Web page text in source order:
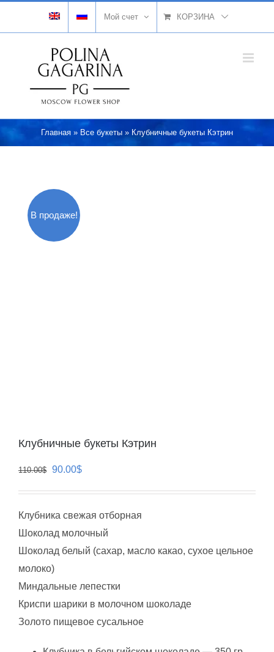
Мой счет КОРЗИНА
Главная » Все букеты » Клубничные букеты Кэтрин
В продаже!
Клубничные букеты Кэтрин
110.00$ Первоначальная
110.00$.
90.00$Текущая
Клубника свежая отборная⁣⁣⠀⁣⁣⠀⁣⁣⠀⁣⁣⠀⁣⁣⠀
Шоколад молочный⁣⁣⠀⁣⁣⠀⁣⁣⠀⁣⁣⠀⁣⁣⠀
Шоколад белый⁣⁣ (⁣⁣сахар, масло какао, сухое цельное
молоко) ⠀⁣⁣⠀⁣⁣⠀⁣⁣⠀⁣⁣⠀
Миндальные лепестки⠀⁣⁣⠀⁣⁣⠀⁣⁣⠀⁣⁣⠀
Криспи шарики в молочном шоколаде ⁣⁣⠀⁣⁣⠀⁣⁣⠀⁣⁣⠀
Золото пищевое сусальное